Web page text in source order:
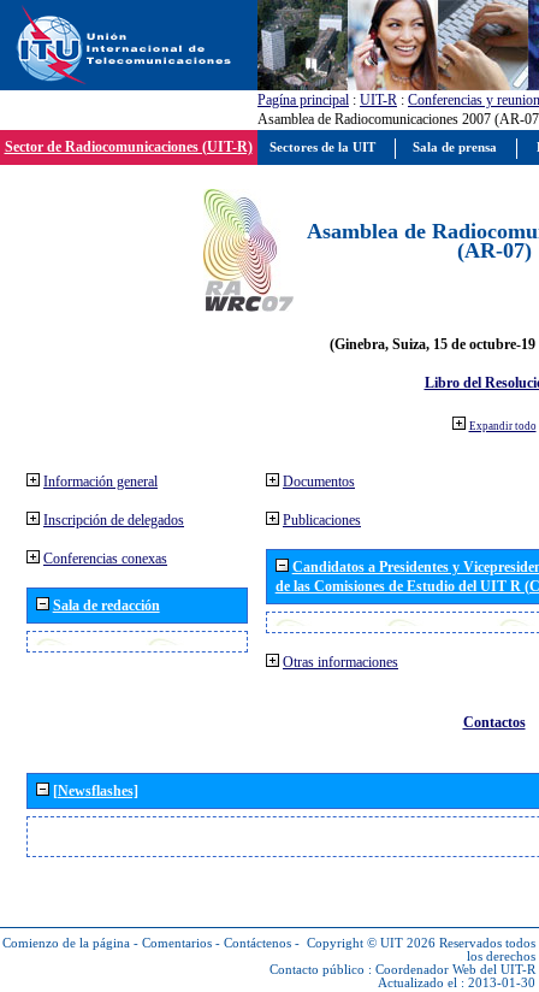
Pagína principal : UIT-R : Conferencias y
Asamblea de Radiocomunicaciones 2007 (AR-
Sector de Radiocomunicaciones (UIT-R)
Asamblea de
(AR-07)
(Ginebra, Suiza, 15 de octubre-19
Libro del
Expandir todo
Información general
Inscripción de delegados
Conferencias conexas
Sala de redacción
Documentos
Publicaciones
Candidatos a Presidentes y
de las Comisiones de Estudio del UIT R
Otras informaciones
Contactos
[Newsflashes]
Comienzo de la página - Comentarios - Contáctenos - Copyright © UIT 2026 Reservados todos
los derechos
Contacto público : Coordenador Web del UIT-R
Actualizado el : 2013-01-30
Sectores de la UIT Sala de prensa